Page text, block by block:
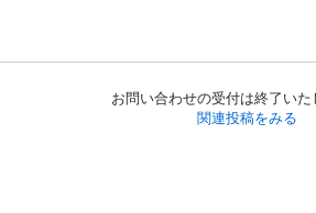
お問い合わせの受付は終了いた
関連投稿をみる